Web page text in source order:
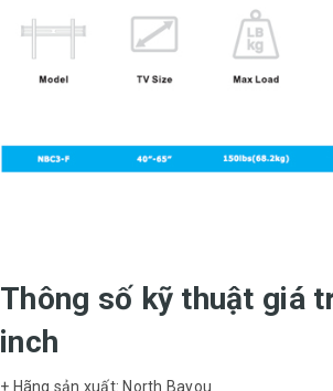
Thông số kỹ thuật giá
inch
+ Hãng sản xuất: North Bayou